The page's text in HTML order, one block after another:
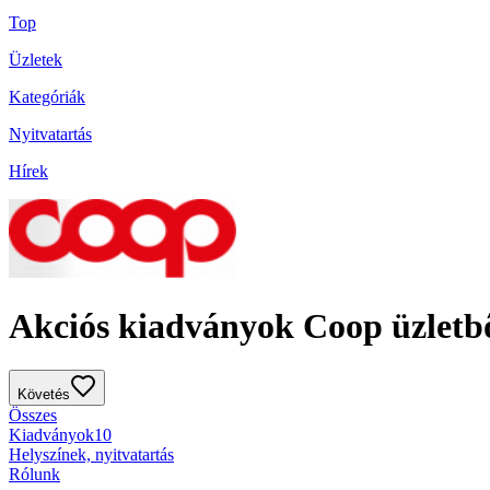
Top
Üzletek
Kategóriák
Nyitvatartás
Hírek
Akciós kiadványok Coop
Követés
Összes
Kiadványok10
Helyszínek, nyitvatartás
Rólunk